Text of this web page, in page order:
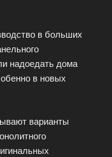
в больших
надоедать дома
в новых
варианты